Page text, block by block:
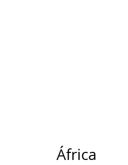
África